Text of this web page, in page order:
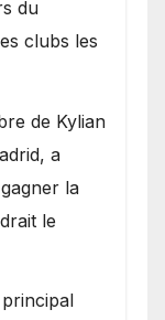
du
clubs les
de Kylian
a
la
le